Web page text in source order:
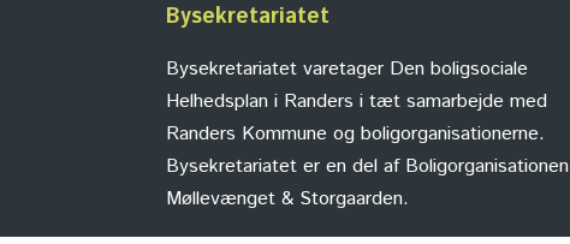
Bysekretariatet
Bysekretariatet varetager Den boligsociale
Helhedsplan i Randers i tæt samarbejde med
Randers Kommune og boligorganisationerne.
Bysekretariatet er en del af Boligorganisationen
Møllevænget & Storgaarden.